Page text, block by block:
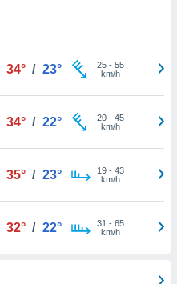
34° / 23° 25- 55
km/h
34° / 22° 20- 45
km/h
35° / 23° 19- 43
km/h
32° / 22° 31 - 65
km/h